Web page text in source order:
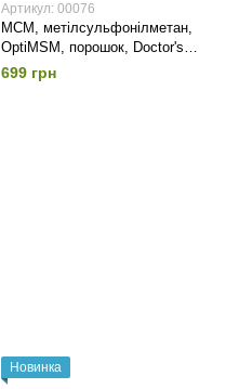
Артикул: 00076
МСМ, метілсульфонілметан,
OptiMSM, порошок, Doctor's
Best, 250 грам
699 грн
Новинка